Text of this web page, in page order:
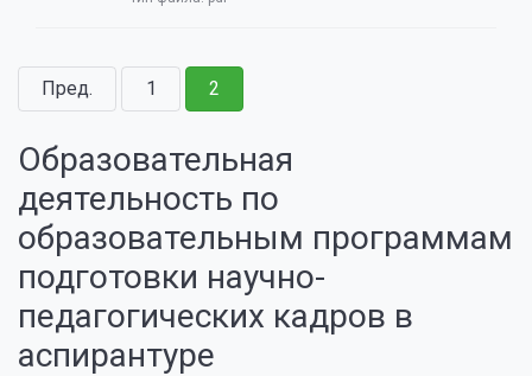
Пред. 1 2
Образовательная
деятельность по
образовательным программам
подготовки научно-
педагогических кадров в
аспирантуре